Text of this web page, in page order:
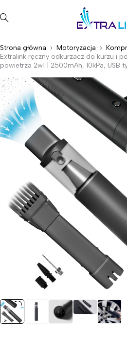
Strona główna Motoryzacja
Extralink ręczny odkurzacz do kurzu i
powietrza 2w1 | 2500mAh, 10kPa, USB